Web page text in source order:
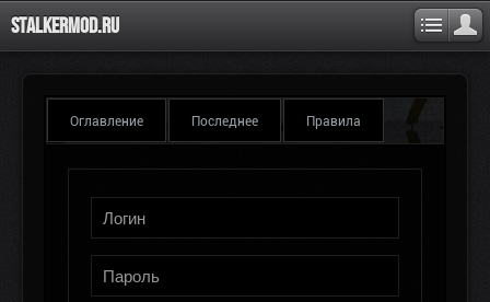
Stalkermod.ru
Оглавление Последнее Правила